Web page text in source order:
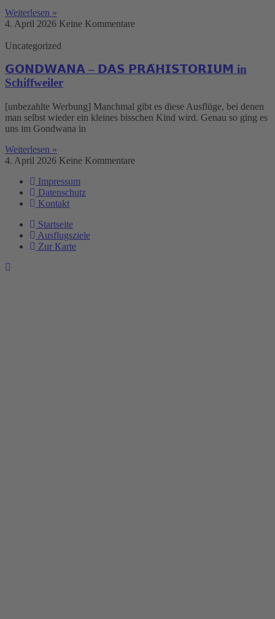
Weiterlesen »
4. April 2026 Keine Kommentare
Uncategorized
𝗚𝗢𝗡𝗗𝗪𝗔𝗡𝗔 – 𝗗𝗔𝗦 𝗣𝗥𝗔̈𝗛𝗜𝗦𝗧𝗢𝗥𝗜𝗨𝗠 in
Schiffweiler
[unbezahlte Werbung] Manchmal gibt es diese Ausflüge, bei denen
man selbst wieder ein kleines bisschen Kind wird. Genau so ging es
uns im Gondwana in
Weiterlesen »
4. April 2026 Keine Kommentare
Impressum
Datenschutz
Kontakt
Startseite
Ausflugsziele
Zur Karte